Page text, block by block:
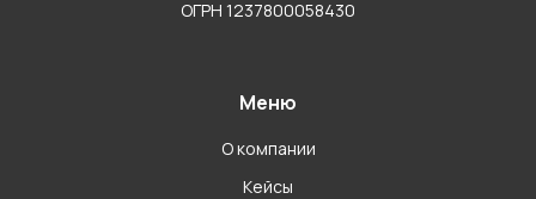
ОГРН 1237800058430
Меню
О компании
Кейсы